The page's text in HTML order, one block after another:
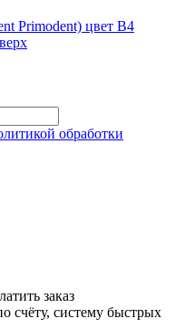
Primodent) цвет B4
обработки
заказ
счёту, систему быстрых